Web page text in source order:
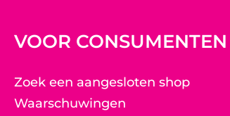
VOOR CONSUMENTEN
Zoek een aangesloten shop
Waarschuwingen